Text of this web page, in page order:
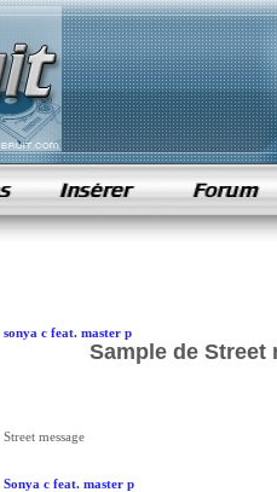
sonya c feat. master p
Sample de Street
Street message
Sonya c feat. master p